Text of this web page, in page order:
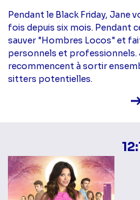
Pendant le Black Friday, Jane
fois depuis six mois. Pendant
sauver "Hombres Locos" et
personnels et professionnels.
recommencent à sortir
sitters potentielles.